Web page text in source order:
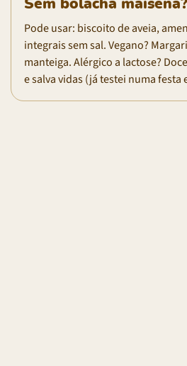
Sem bolacha
Pode usar: biscoito de aveia,
integrais sem sal. Vegano?
manteiga. Alérgico a lactose?
e salva vidas (já testei numa